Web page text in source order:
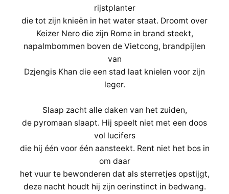
rijstplanter
die tot zijn knieën in het water staat. Droomt over
Keizer Nero die zijn Rome in brand steekt,
napalmbommen boven de Vietcong, brandpijlen
van
Dzjengis Khan die een stad laat knielen voor zijn
leger.
Slaap zacht alle daken van het zuiden,
de pyromaan slaapt. Hij speelt niet met een doos
vol lucifers
die hij één voor één aansteekt. Rent niet het bos in
om daar
het vuur te bewonderen dat als sterretjes opstijgt,
deze nacht houdt hij zijn oerinstinct in bedwang.